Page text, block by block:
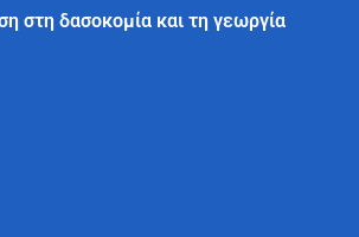
στη δασοκομία και τη γεωργία